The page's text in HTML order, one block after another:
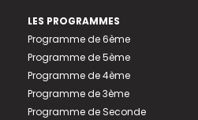
LES PROGRAMMES
Programme de 6ème
Programme de 5ème
Programme de 4ème
Programme de 3ème
Programme de Seconde